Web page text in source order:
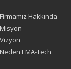
Firmamız Hakkında
Misyon
Vizyon
Neden EMA-Tech